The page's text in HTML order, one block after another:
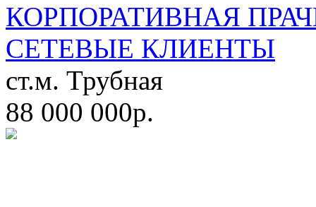
КОРПОРАТИВНАЯ
СЕТЕВЫЕ КЛИЕНТЫ
ст.м. Трубная
88 000 000р.